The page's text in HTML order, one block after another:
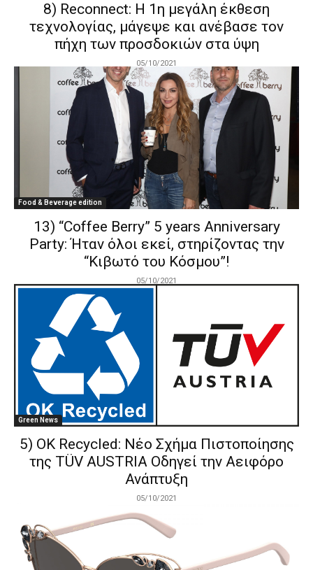
8) Reconnect: Η 1η μεγάλη έκθεση
τεχνολογίας, μάγεψε και ανέβασε τον
πήχη των προσδοκιών στα ύψη
05/10/2021
Food & Beverage edition
13) “Coffee Berry” 5 years Anniversary
Party: Ήταν όλοι εκεί, στηρίζοντας την
“Κιβωτό του Κόσμου”!
05/10/2021
Green News
5) OK Recycled: Νέο Σχήμα Πιστοποίησης
της TÜV AUSTRIA Οδηγεί την Αειφόρο
Ανάπτυξη
05/10/2021